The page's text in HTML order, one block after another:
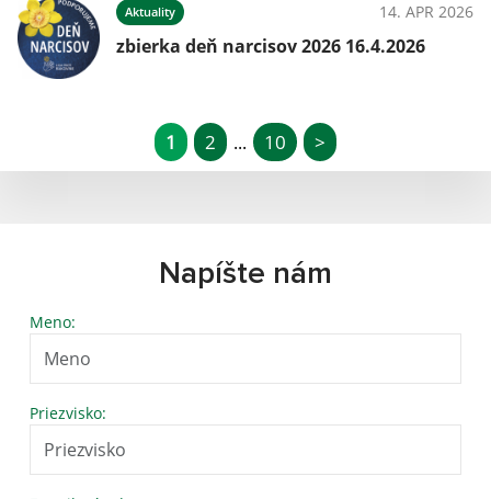
Aktuality 14. APR 2026
zbierka deň narcisov 2026 16.4.2026
1 2 ... 10 >
Napíšte nám
Meno:
Priezvisko: